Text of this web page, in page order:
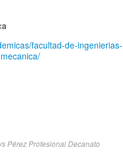
facultad-de-ingenierias-
Pérez Profesional Decanato